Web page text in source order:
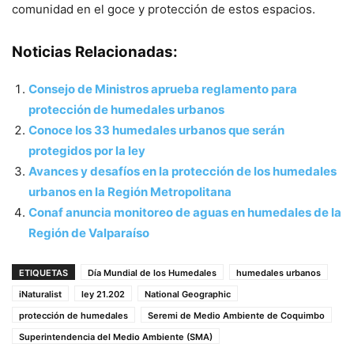
comunidad en el goce y protección de estos espacios.
Noticias Relacionadas:
Consejo de Ministros aprueba reglamento para
protección de humedales urbanos
Conoce los 33 humedales urbanos que serán
protegidos por la ley
Avances y desafíos en la protección de los humedales
urbanos en la Región Metropolitana
Conaf anuncia monitoreo de aguas en humedales de la
Región de Valparaíso
ETIQUETAS Día Mundial de los Humedales
humedales urbanos
iNaturalist
ley 21.202
National Geographic
protección de humedales
Seremi de Medio Ambiente de Coquimbo
Superintendencia del Medio Ambiente (SMA)